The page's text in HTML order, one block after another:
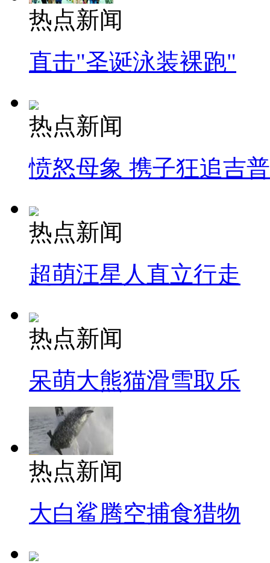
热点新闻
直击"圣诞泳装裸跑"
热点新闻
愤怒母象 携子狂追吉
热点新闻
超萌汪星人直立行走
热点新闻
呆萌大熊猫滑雪取乐
热点新闻
大白鲨腾空捕食猎物